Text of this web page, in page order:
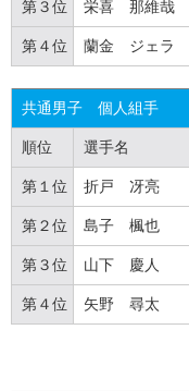
第３位 栄喜 那維哉
第４位 蘭金 ジェラ
共通男子 個人組手
順位 選手名
第１位 折戸 冴亮
第２位 島子 楓也
第３位 山下 慶人
第４位 矢野 尋太